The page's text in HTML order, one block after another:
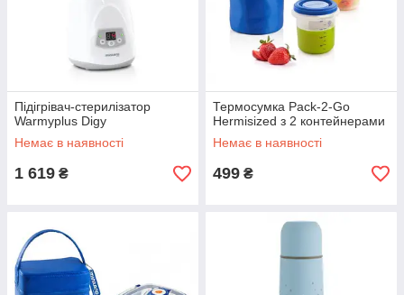
Підігрівач-стерилізатор
Warmyplus Digy
Немає в наявності
1 619 ₴
Термосумка Pack-2-Go
Hermisized з 2 контейнерами
Немає в наявності
499 ₴